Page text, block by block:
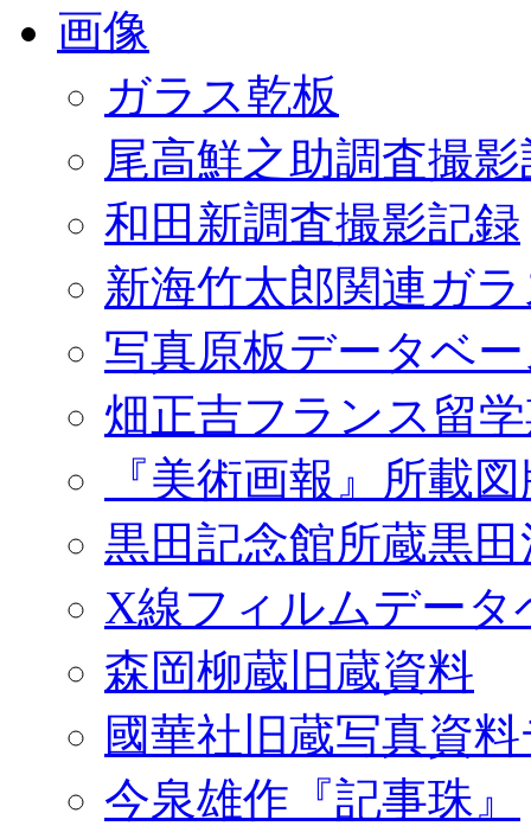
画像
ガラス乾板
尾高鮮之助調査撮
和田新調査撮影記録
新海竹太郎関連ガ
写真原板データベ
畑正吉フランス留
『美術画報』所載
黒田記念館所蔵黒
X線フィルムデータ
森岡柳蔵旧蔵資料
國華社旧蔵写真資
今泉雄作『記事珠』